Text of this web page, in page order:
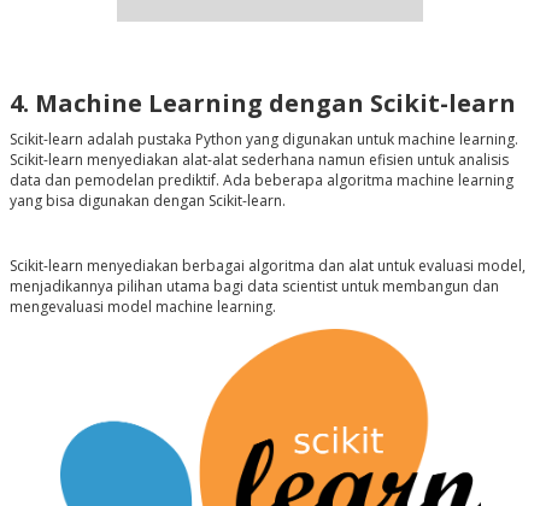
4. Machine Learning dengan Scikit-learn
Scikit-learn adalah pustaka Python yang digunakan untuk machine learning.
Scikit-learn menyediakan alat-alat sederhana namun efisien untuk analisis
data dan pemodelan prediktif. Ada beberapa algoritma machine learning
yang bisa digunakan dengan Scikit-learn.
Scikit-learn menyediakan berbagai algoritma dan alat untuk evaluasi model,
menjadikannya pilihan utama bagi data scientist untuk membangun dan
mengevaluasi model machine learning.